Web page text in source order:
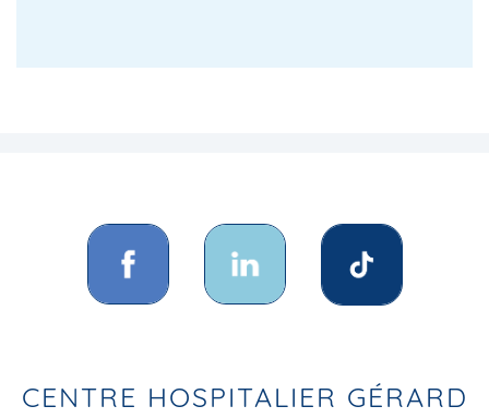
CENTRE HOSPITALIER GÉRARD